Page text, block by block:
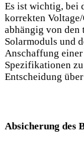
Es ist wichtig, ⁢bei
korrekten
abhängig von den
Solarmoduls und
Anschaffung
Spezifikationen
Entscheidung
Absicherung des